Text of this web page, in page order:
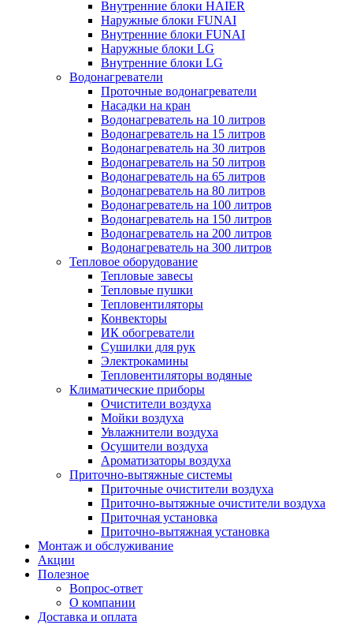
Внутренние блоки HAIER
Hаружные блоки FUNAI
Внутренние блоки FUNAI
Наружные блоки LG
Внутренние блоки LG
Водонагреватели
Проточные водонагреватели
Наcадки на кран
Водонагреватель на 10 литров
Водонагреватель на 15 литров
Водонагреватель на 30 литров
Водонагреватель на 50 литров
Водонагреватель на 65 литров
Водонагреватель на 80 литров
Водонагреватель на 100 литров
Водонагреватель на 150 литров
Водонагреватель на 200 литров
Водонагреватель на 300 литров
Тепловое оборудование
Тепловые завесы
Тепловые пушки
Тепловентиляторы
Конвекторы
ИК обогреватели
Сушилки для рук
Электрокамины
Тепловентиляторы водяные
Климатические приборы
Очистители воздуха
Мойки воздуха
Увлажнители воздуха
Осушители воздуха
Ароматизаторы воздуха
Приточно-вытяжные системы
Приточные очистители воздуха
Приточно-вытяжные очистители воздуха
Приточная установка
Приточно-вытяжная установка
Монтаж и обслуживание
Акции
Полезное
Вопрос-ответ
О компании
Доставка и оплата